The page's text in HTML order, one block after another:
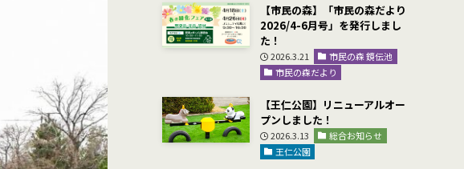
【市民の森】「市民の森だより
2026/4-6月号」を発行しまし
た！
2026.3.21
市民の森 鏡伝池
市民の森だより
【王仁公園】リニューアルオー
プンしました！
2026.3.13
総合お知らせ
王仁公園